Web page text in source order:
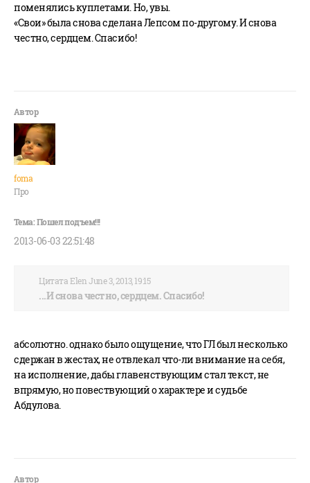
поменялись куплетами. Но, увы.
«Свои» была снова сделана Лепсом по-другому. И снова
честно, сердцем. Спасибо!
foma
Про
2013-06-03 22:51:48
Цитата Elen June 3, 2013, 19:15
...И снова честно, сердцем. Спасибо!
абсолютно. однако было ощущение, что ГЛ был несколько
сдержан в жестах, не отвлекал что-ли внимание на себя,
на исполнение, дабы главенствующим стал текст, не
впрямую, но повествующий о характере и судьбе
Абдулова.